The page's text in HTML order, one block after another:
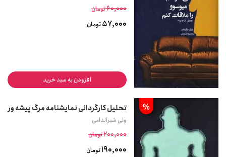
60,000تومان
57,000تومان
افزودن به سبد خرید
% تحلیل کارگردانی نمایشنامه مرگ پیشه ور
ولی شیراندامی
200,000تومان
190,000تومان